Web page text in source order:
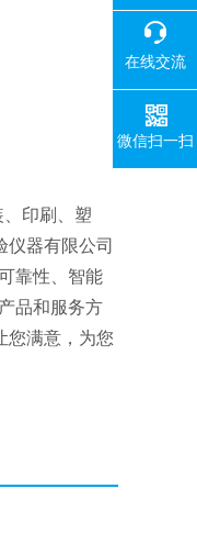
印刷、塑
器有限公司
靠性、智能
品和服务方
您满意，为您
在线交流
微信扫一扫